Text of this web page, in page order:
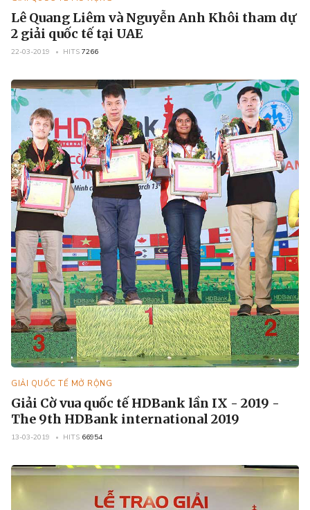
Lê Quang Liêm và Nguyễn Anh Khôi tham dự
2 giải quốc tế tại UAE
22-03-2019 HITS 7266
GIẢI QUỐC TẾ MỞ RỘNG
Giải Cờ vua quốc tế HDBank lần IX - 2019 -
The 9th HDBank international 2019
13-03-2019 HITS 66954